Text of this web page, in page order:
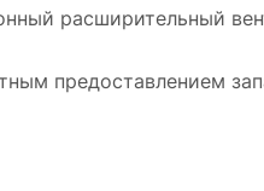
расширительный
предоставлением